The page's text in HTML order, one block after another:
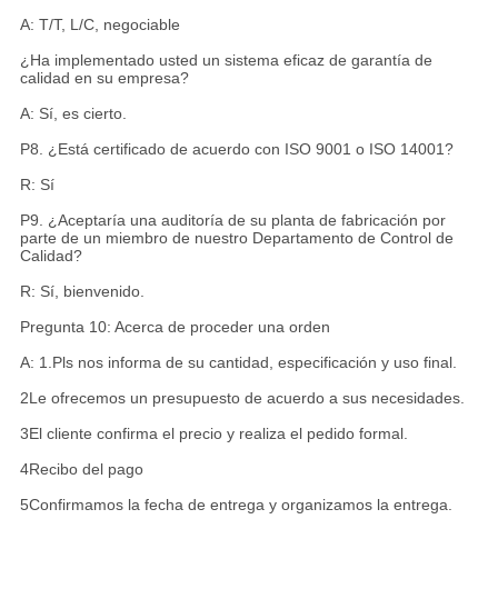
A: T/T, L/C, negociable
¿Ha implementado usted un sistema eficaz de garantía de
calidad en su empresa?
A: Sí, es cierto.
P8. ¿Está certificado de acuerdo con ISO 9001 o ISO 14001?
R: Sí
P9. ¿Aceptaría una auditoría de su planta de fabricación por
parte de un miembro de nuestro Departamento de Control de
Calidad?
R: Sí, bienvenido.
Pregunta 10: Acerca de proceder una orden
A: 1.Pls nos informa de su cantidad, especificación y uso final.
2Le ofrecemos un presupuesto de acuerdo a sus necesidades.
3El cliente confirma el precio y realiza el pedido formal.
4Recibo del pago
5Confirmamos la fecha de entrega y organizamos la entrega.